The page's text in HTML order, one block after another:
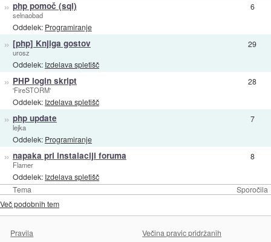
Tema Sporočila
» php pomoč (sql)
selnaobad
Oddelek: Programiranje
6
» [php] Knjiga gostov
urosz
Oddelek: Izdelava spletišč
29
» PHP login skript
'FireSTORM'
Oddelek: Izdelava spletišč
28
» php update
lejka
Oddelek: Programiranje
7
» napaka pri instalaciji foruma
Flamer
Oddelek: Izdelava spletišč
8
Več podobnih tem
Pravila Večina pravic pridržanih